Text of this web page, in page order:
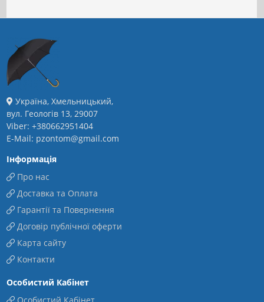
Україна, Хмельницький,
вул. Геологів 13, 29007
Viber: +380662951404
E-Mail: pzontom@gmail.com
Інформація
Про нас
Доставка та Оплата
Гарантії та Повернення
Договір публічної оферти
Карта сайту
Контакти
Особистий Кабінет
Особистий Кабінет